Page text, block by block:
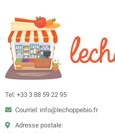
Tel: +33 3 88 59 22 95
Courriel: info@lechoppebio.fr
Adresse postale: